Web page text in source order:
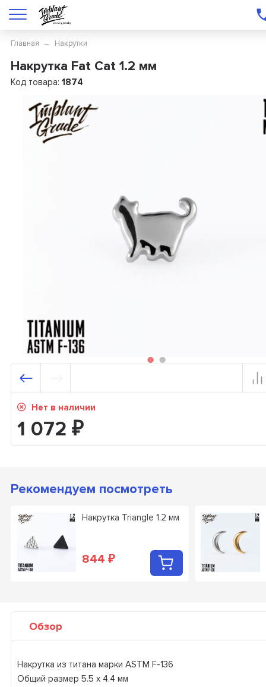
Главная Накрутки
Накрутка Fat Cat 1.2 мм
Код товара:1874
Нет в наличии
1 072₽
Рекомендуем посмотреть
Накрутка Triangle 1.2 мм
844₽
Обзор
Накрутка из титана марки ASTM F-136
Общий размер 5.5 х 4.4 мм